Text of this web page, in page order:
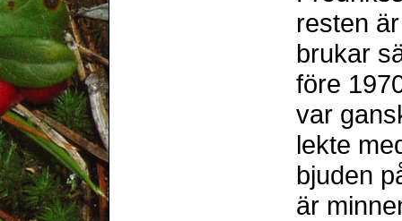
resten
brukar
före
var
lekte
bjuden
är